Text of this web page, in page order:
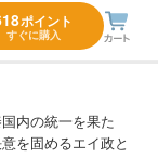
ポイント
すぐに購入
内の統一を果た
を固めるエイ政と